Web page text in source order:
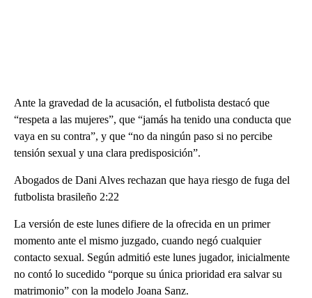
Ante la gravedad de la acusación, el futbolista destacó que
“respeta a las mujeres”, que “jamás ha tenido una conducta que
vaya en su contra”, y que “no da ningún paso si no percibe
tensión sexual y una clara predisposición”.
Abogados de Dani Alves rechazan que haya riesgo de fuga del
futbolista brasileño 2:22
La versión de este lunes difiere de la ofrecida en un primer
momento ante el mismo juzgado, cuando negó cualquier
contacto sexual. Según admitió este lunes jugador, inicialmente
no contó lo sucedido “porque su única prioridad era salvar su
matrimonio” con la modelo Joana Sanz.